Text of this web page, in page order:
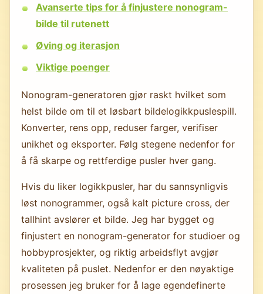
Avanserte tips for å finjustere nonogram-
bilde til rutenett
Øving og iterasjon
Viktige poenger
Nonogram-generatoren gjør raskt hvilket som
helst bilde om til et løsbart bildelogikkpuslespill.
Konverter, rens opp, reduser farger, verifiser
unikhet og eksporter. Følg stegene nedenfor for
å få skarpe og rettferdige pusler hver gang.
Hvis du liker logikkpusler, har du sannsynligvis
løst nonogrammer, også kalt picture cross, der
tallhint avslører et bilde. Jeg har bygget og
finjustert en nonogram-generator for studioer og
hobbyprosjekter, og riktig arbeidsflyt avgjør
kvaliteten på puslet. Nedenfor er den nøyaktige
prosessen jeg bruker for å lage egendefinerte